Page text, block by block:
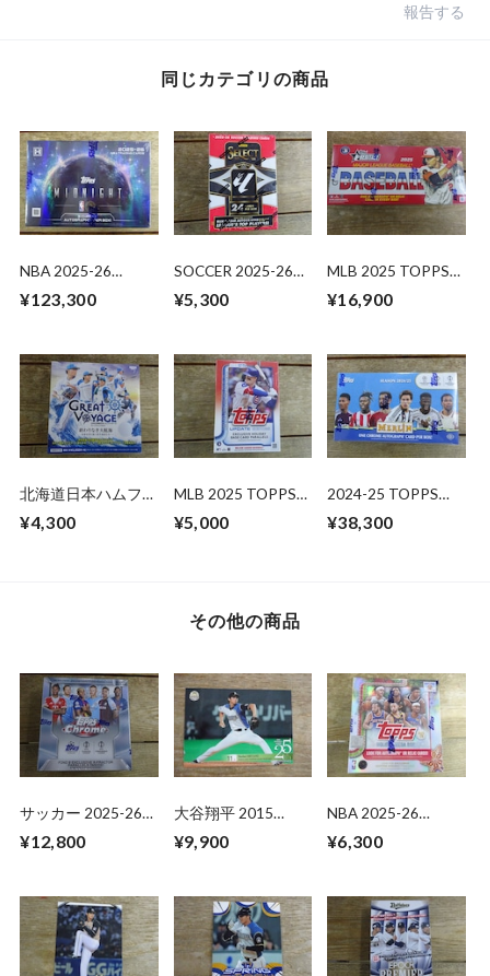
報告する
同じカテゴリの商品
NBA 2025-26
HOBBY 未開封 BOX
¥123,300
SOCCER 2025-26
LALIGA BLASTER 未
¥5,300
MLB 2025 TOPPS
未開封 BOX
¥16,900
北海道日本ハムファ
ット 2025 BBM 未
¥4,300
MLB 2025 TOPPS
VALUE BOX 未開封
¥5,000
2024-25 TOPPS
COMPETITIONS
¥38,300
その他の商品
サッカー 2025-26
UCC MEGA BOX 未
¥12,800
大谷翔平 2015
¥9,900
NBA 2025-26
MEGA BOX 未開封
¥6,300